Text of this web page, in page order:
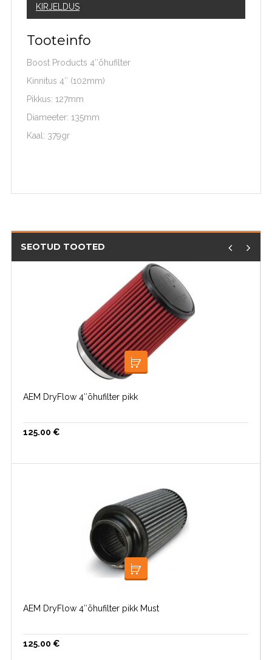
KIRJELDUS
Tooteinfo
Boost Products 4″õhufilter
Kinnitus 4″ (102mm)
Pikkus: 127mm
Diameeter: 135mm
Kaal: 379gr
SEOTUD TOOTED
LOE EDASI
AEM DryFlow 4″õhufilter pikk
125.00 €
LOE EDASI
AEM DryFlow 4″õhufilter pikk Must
125.00 €